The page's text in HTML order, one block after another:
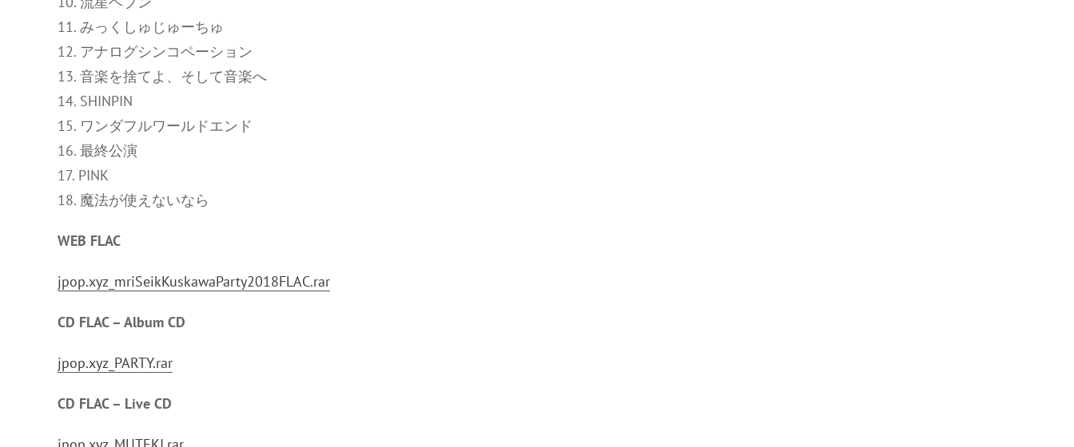
11. みっくしゅじゅーちゅ
12. アナログシンコペーション
13. 音楽を捨てよ、そして音楽へ
14. SHINPIN
15. ワンダフルワールドエンド
16. 最終公演
17. PINK
18. 魔法が使えないなら
WEB FLAC
jpop.xyz_mriSeikKuskawaParty2018FLAC.rar
CD FLAC – Album CD
jpop.xyz_PARTY.rar
CD FLAC – Live CD